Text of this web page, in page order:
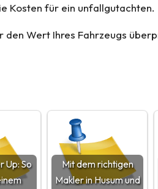
Kosten für ein unfallgutachten.
Wert Ihres Fahrzeugs
Up: So
Mit dem richtigen
Makler in Husum und